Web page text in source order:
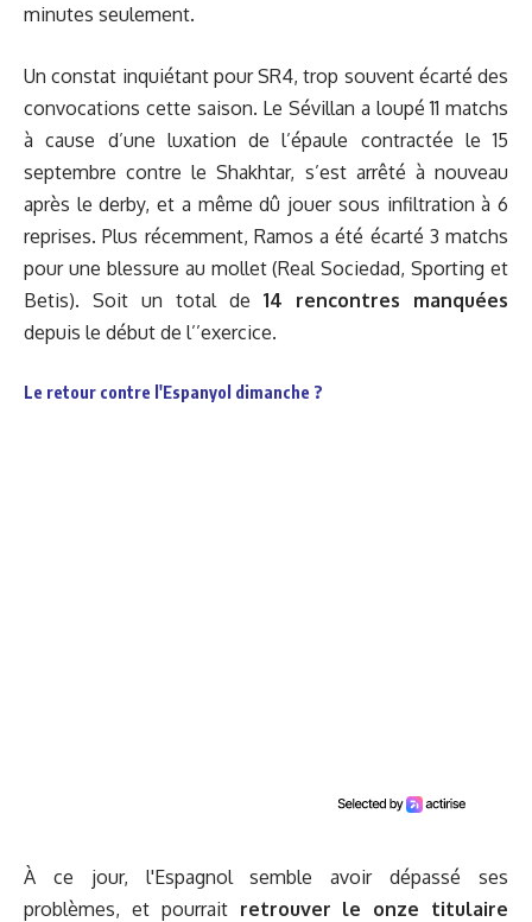
minutes seulement.
Un constat inquiétant pour SR4, trop souvent écarté des
convocations cette saison. Le Sévillan a loupé 11 matchs
à cause d’une luxation de l’épaule contractée le 15
septembre contre le Shakhtar, s’est arrêté à nouveau
après le derby, et a même dû jouer sous infiltration à 6
reprises. Plus récemment, Ramos a été écarté 3 matchs
pour une blessure au mollet (Real Sociedad, Sporting et
Betis). Soit un total de 14 rencontres manquées
depuis le début de l’’exercice.
Le retour contre l'Espanyol dimanche ?
À ce jour, l'Espagnol semble avoir dépassé ses
problèmes, et pourrait retrouver le onze titulaire